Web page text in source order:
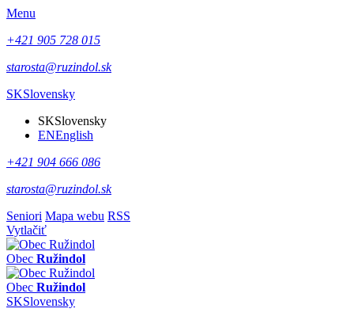
Menu
+421 905 728 015
starosta@ruzindol.sk
SKSlovensky
SKSlovensky
ENEnglish
+421 904 666 086
starosta@ruzindol.sk
Seniori Mapa webu RSS
Vytlačiť
Obec Ružindol
Obec Ružindol
SKSlovensky